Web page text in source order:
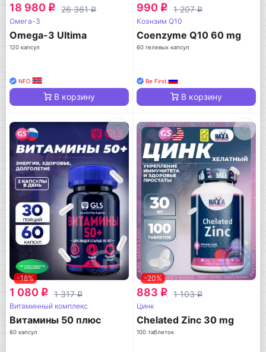
18 980 q 26 361q
Омега-3
Omega-3 Ultima
120 капсул
NFO
В корзину
990 q 1 207q
Коэнзим Q10
Coenzyme Q10 60 mg
60 гелевых капсул
Be First
В корзину
-18%
1 080 q 1 317q
Витаминный комплекс
Витамины 50 плюс
60 капсул
-20%
883 q 1 103q
Цинк
Chelated Zinc 30 mg
100 таблеток